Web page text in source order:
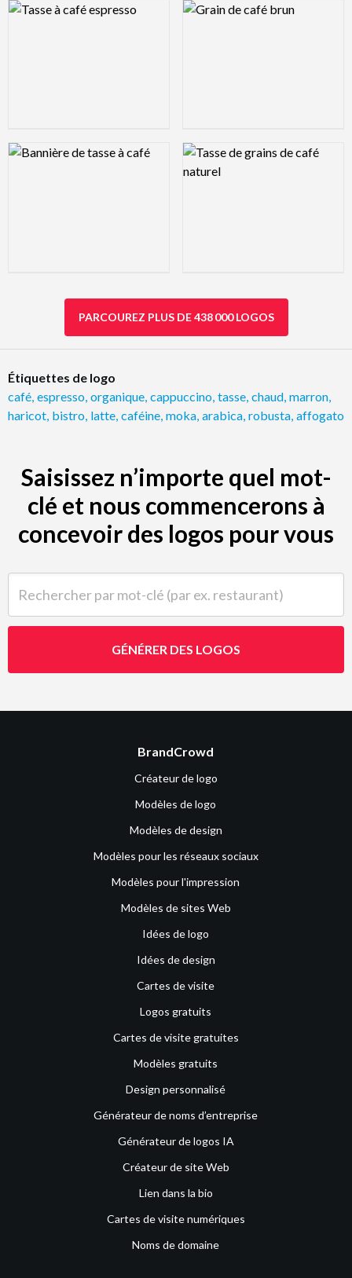
Logo Preview Image Logo Preview Image
Logo Preview Image Logo Preview Image
PARCOUREZ PLUS DE 438 000 LOGOS
Étiquettes de logo
café espresso organique cappuccino tasse chaud marron
haricot bistro latte caféine moka arabica robusta affogato
Saisissez n’importe quel mot-
clé et nous commencerons à
concevoir des logos pour vous
GÉNÉRER DES LOGOS
BrandCrowd
Créateur de logo
Modèles de logo
Modèles de design
Modèles pour les réseaux sociaux
Modèles pour l'impression
Modèles de sites Web
Idées de logo
Idées de design
Cartes de visite
Logos gratuits
Cartes de visite gratuites
Modèles gratuits
Design personnalisé
Générateur de noms d’entreprise
Générateur de logos IA
Créateur de site Web
Lien dans la bio
Cartes de visite numériques
Noms de domaine